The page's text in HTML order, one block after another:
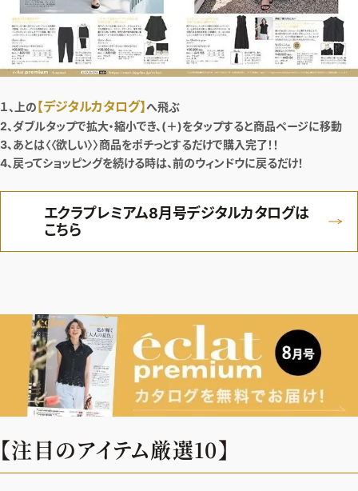
デジタル版
購入
SHOPPING
エクラプレミアム通販
売れ筋ランキング
エクラ掲載品
エクラ限定アイテム
FOLLOW US
ファッション、ライフスタイル、
そしてエクラの美意識を、SNSで発信しています。
JOIN US
１、上の 【デジタルカタログ】 へ飛ぶ
2、ダブルタップで拡大・縮小でき、(＋)をタップすると商品ページに移動
3、あとは〈〈欲しい〉〉商品をポチっとするだけで購入完了！！
4、戻ってショッピングを続ける時は、前のウィンドウに戻るだけ！
エクラプレミアム8月号デジタルカタログは
こちら
【注目のアイテム厳選10】